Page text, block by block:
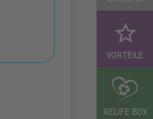
star_border
VORTEILE
RELIFE BOX